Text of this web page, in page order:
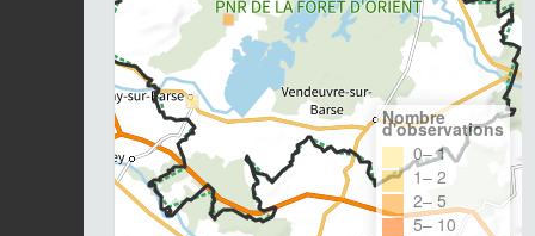
Nombre
d'observations
0– 1
1– 2
2– 5
5– 10